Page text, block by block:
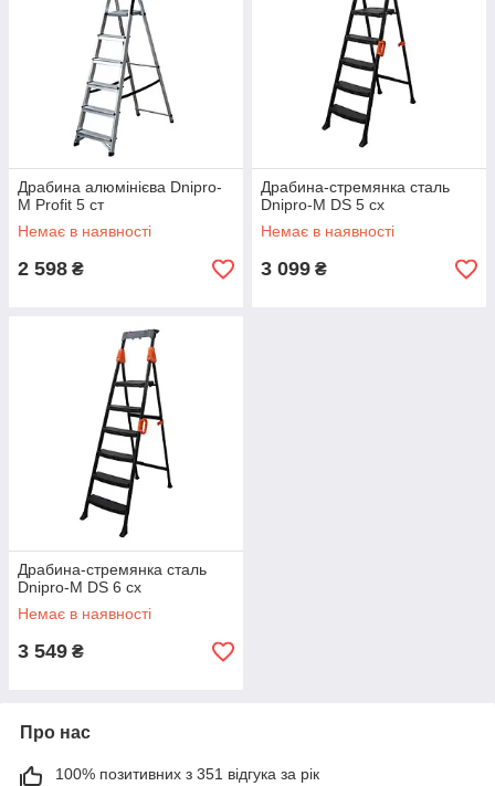
Драбина алюмінієва Dnipro-
M Profit 5 ст
Немає в наявності
2 598 ₴
Драбина-стремянка сталь
Dnipro-M DS 5 сх
Немає в наявності
3 099 ₴
Драбина-стремянка сталь
Dnipro-M DS 6 сх
Немає в наявності
3 549 ₴
Про нас
100% позитивних з 351 відгука за рік